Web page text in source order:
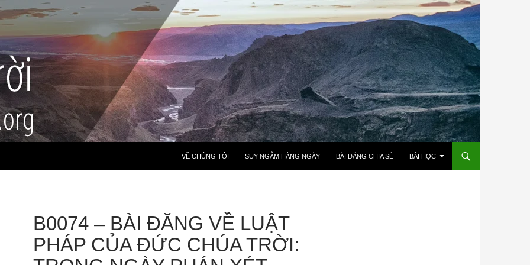
VỀ CHÚNG TÔI SUY NGẪM HẰNG NGÀY BÀI ĐĂNG CHIA SẺ BÀI HỌC
B0074 – BÀI ĐĂNG VỀ LUẬT
PHÁP CỦA ĐỨC CHÚA TRỜI: